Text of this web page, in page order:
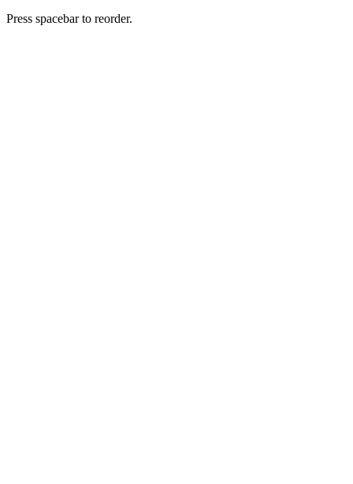
Press spacebar to reorder.